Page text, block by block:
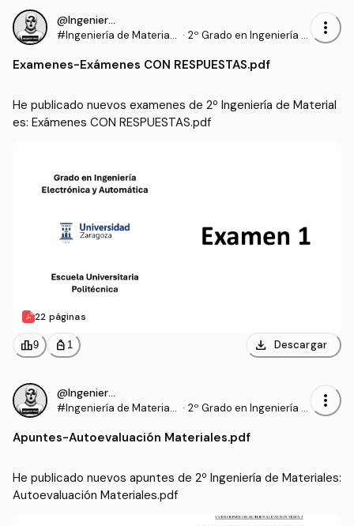
@IngenieroProo
#Ingeniería de Materiale · 2º Grado en Ingeniería El
(UNIZAR)
more_vert
Examenes-Exámenes CON RESPUESTAS.pdf
He publicado nuevos examenes de 2º Ingeniería de Material
es: Exámenes CON RESPUESTAS.pdf
22 páginas
leaderboard9 personal_bag 1 download Descargar
@IngenieroProo
#Ingeniería de Materiale · 2º Grado en Ingeniería El
(UNIZAR)
more_vert
Apuntes-Autoevaluación Materiales.pdf
He publicado nuevos apuntes de 2º Ingeniería de Materiales:
Autoevaluación Materiales.pdf